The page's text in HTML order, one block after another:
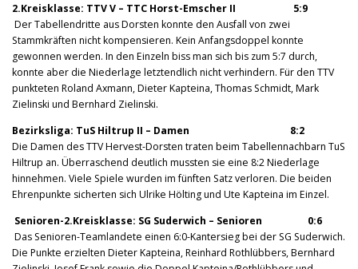
2.Kreisklasse: TTV V – TTC Horst-Emscher II 5:9
Der Tabellendritte aus Dorsten konnte den Ausfall von zwei
Stammkräften nicht kompensieren. Kein Anfangsdoppel konnte
gewonnen werden. In den Einzeln biss man sich bis zum 5:7 durch,
konnte aber die Niederlage letztendlich nicht verhindern. Für den TTV
punkteten Roland Axmann, Dieter Kapteina, Thomas Schmidt, Mark
Zielinski und Bernhard Zielinski.
Bezirksliga: TuS Hiltrup II – Damen 8:2
Die Damen des TTV Hervest-Dorsten traten beim Tabellennachbarn TuS
Hiltrup an. Überraschend deutlich mussten sie eine 8:2 Niederlage
hinnehmen. Viele Spiele wurden im fünften Satz verloren. Die beiden
Ehrenpunkte sicherten sich Ulrike Hölting und Ute Kapteina im Einzel.
Senioren-2.Kreisklasse: SG Suderwich – Senioren 0:6
Das Senioren-Teamlandete einen 6:0-Kantersieg bei der SG Suderwich.
Die Punkte erzielten Dieter Kapteina, Reinhard Rothlübbers, Bernhard